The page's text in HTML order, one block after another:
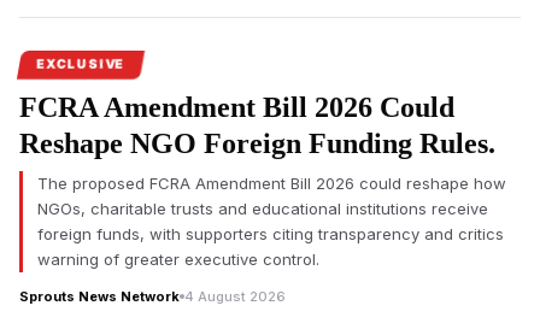
proposed Mekedatu dam project.
EXCLUSIVE
FCRA Amendment Bill 2026 Could
Reshape NGO Foreign Funding Rules.
The proposed FCRA Amendment Bill 2026 could reshape how
NGOs, charitable trusts and educational institutions receive
foreign funds, with supporters citing transparency and critics
warning of greater executive control.
Sprouts News Network 4 August 2026